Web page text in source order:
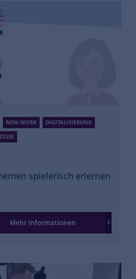
NEW WORK
DIGITALISIERUNG
spielerisch erlernen
Mehr Informationen